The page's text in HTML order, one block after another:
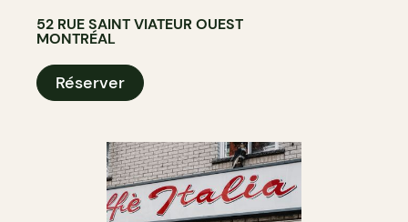
52 RUE SAINT VIATEUR OUEST
MONTRÉAL
Réserver